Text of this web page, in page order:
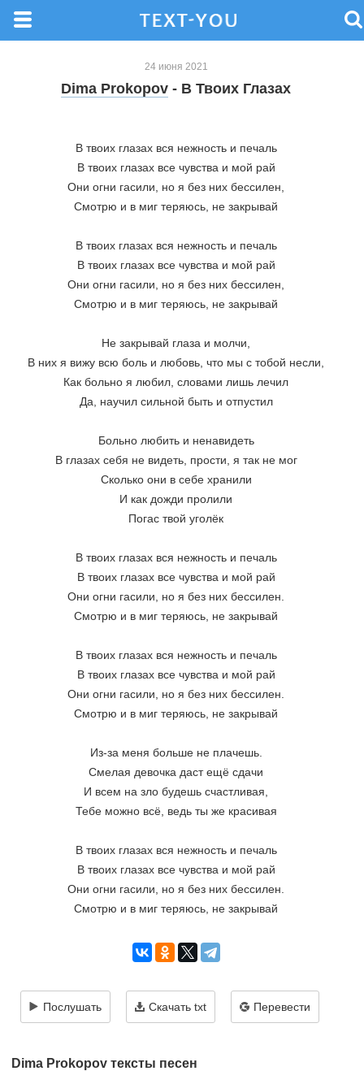
24 июня 2021
Dima Prokopov - В Твоих Глазах
В твоих глазах вся нежность и печаль
В твоих глазах все чувства и мой рай
Они огни гасили, но я без них бессилен,
Смотрю и в миг теряюсь, не закрывай
В твоих глазах вся нежность и печаль
В твоих глазах все чувства и мой рай
Они огни гасили, но я без них бессилен,
Смотрю и в миг теряюсь, не закрывай
Не закрывай глаза и молчи,
В них я вижу всю боль и любовь, что мы с тобой несли,
Как больно я любил, словами лишь лечил
Да, научил сильной быть и отпустил
Больно любить и ненавидеть
В глазах себя не видеть, прости, я так не мог
Сколько они в себе хранили
И как дожди пролили
Погас твой уголёк
В твоих глазах вся нежность и печаль
В твоих глазах все чувства и мой рай
Они огни гасили, но я без них бессилен.
Смотрю и в миг теряюсь, не закрывай
В твоих глазах вся нежность и печаль
В твоих глазах все чувства и мой рай
Они огни гасили, но я без них бессилен.
Смотрю и в миг теряюсь, не закрывай
Из-за меня больше не плачешь.
Смелая девочка даст ещё сдачи
И всем на зло будешь счастливая,
Тебе можно всё, ведь ты же красивая
В твоих глазах вся нежность и печаль
В твоих глазах все чувства и мой рай
Они огни гасили, но я без них бессилен.
Смотрю и в миг теряюсь, не закрывай
Послушать Скачать txt Перевести
Dima Prokopov тексты песен